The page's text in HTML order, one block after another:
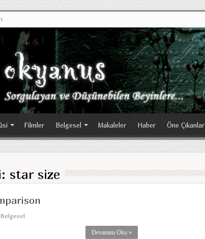
Filmler Belgesel Makaleler Haber Öne Çıkanlar
star size
Belgesel
Devamını Oku »